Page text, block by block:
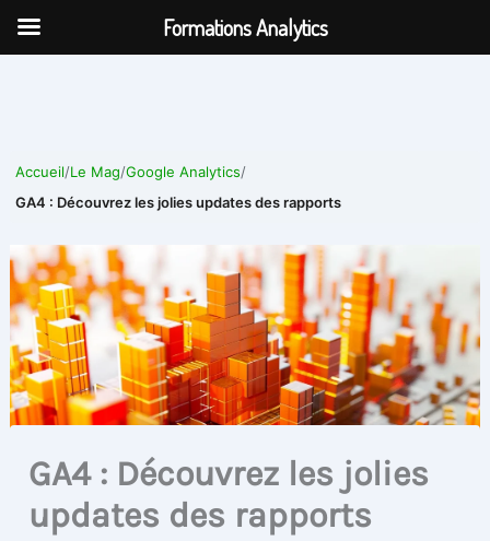
Aller
Accueil/Le Mag/Google Analytics/
GA4 : Découvrez les jolies updates des rapports
GA4 : Découvrez les jolies
updates des rapports
Formations Analytics